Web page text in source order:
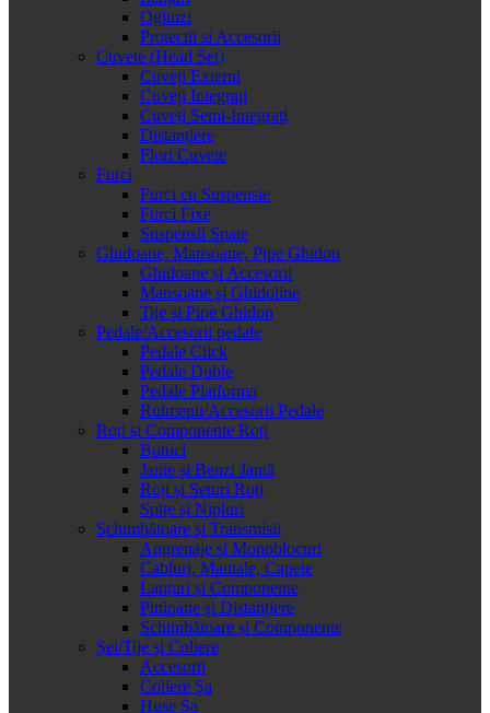
Oglinzi
Protectii si Accesorii
Cuvete (Head Set)
Cuveți Externi
Cuveți Integrați
Cuveți Semi-Integrați
Distanțiere
Flori Cuvete
Furci
Furci cu Suspensie
Furci Fixe
Suspensii Spate
Ghidoane, Mansoane, Pipe Ghidon
Ghidoane și Accesorii
Mansoane și Ghidoline
Tije și Pipe Ghidon
Pedale/Accesorii pedale
Pedale Click
Pedale Duble
Pedale Platforma
Rulmenti/Accesorii Pedale
Roți și Componente Roți
Butuci
Jante și Benzi Jantă
Roți și Seturi Roți
Spițe și Nipluri
Schimbătoare și Transmisii
Angrenaje și Monoblocuri
Cabluri, Mantale, Capete
Lanțuri și Componente
Pinioane și Distanțiere
Schimbătoare și Componente
Șei/Tije și Coliere
Accesorii
Coliere Șa
Huse Șa